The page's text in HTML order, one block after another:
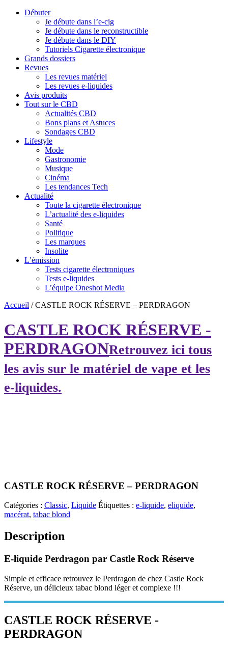
Débuter
Je débute dans l’e-cig
Je débute dans le reconstructible
Je débute dans le DIY
Tutoriels Cigarette électronique
Grands dossiers
Revues
Les revues matériel
Les revues e-liquides
Avis produits
Tout sur le CBD
Actualités CBD
Bons plans et Astuces
Sondages CBD
Lifestyle
Mode
Gastronomie
Musique
Cinéma
Les tendances Tech
Actualité
Toute la cigarette électronique
L’actualité des e-liquides
Santé
Politique
Les marques
Insolite
L’émission
Tests cigarette électroniques
Tests e-liquides
L’équipe Oneshot Media
Accueil /CASTLE ROCK RÉSERVE – PERDRAGON
CASTLE ROCK RÉSERVE -
PERDRAGONRetrouvez ici tous
les avis sur le matériel de vape et les
e-liquides.
CASTLE ROCK RÉSERVE – PERDRAGON
Catégories : Classic, Liquide Étiquettes : e-liquide, eliquide,
macérat, tabac blond
Description
E-liquide Perdragon par Castle Rock Réserve
Simple et efficace retrouvez le Perdragon de chez Castle Rock
Réserve, un délicieux tabac blond léger et complexe !!!
CASTLE ROCK RÉSERVE -
PERDRAGON